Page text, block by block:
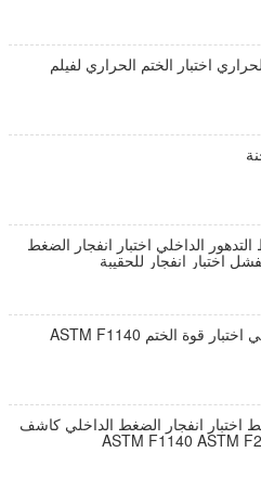
اختبار الختم الحراري لفيلم
الداخلي اختبار انفجار الضغط
اختبار انفجار للحقيبة
اختبار الضغط الداخلي اختبار قوة الختم ASTM F1140
انفجار الضغط الداخلي كاشف